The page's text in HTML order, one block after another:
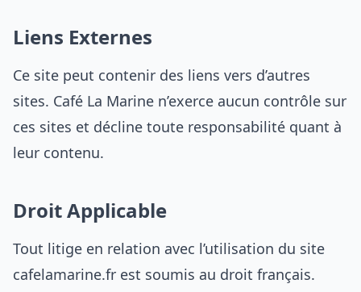
Liens Externes
Ce site peut contenir des liens vers d’autres
sites. Café La Marine n’exerce aucun contrôle sur
ces sites et décline toute responsabilité quant à
leur contenu.
Droit Applicable
Tout litige en relation avec l’utilisation du site
cafelamarine.fr est soumis au droit français.